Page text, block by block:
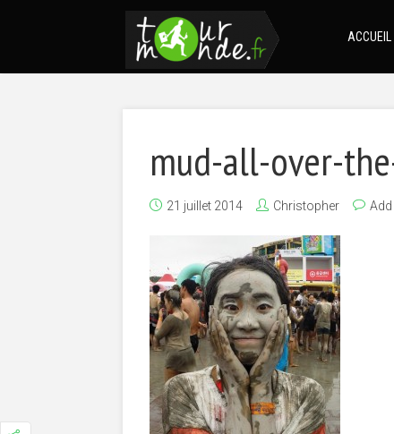
ACCUEIL
mud-all-over-
21 juillet 2014 Christopher